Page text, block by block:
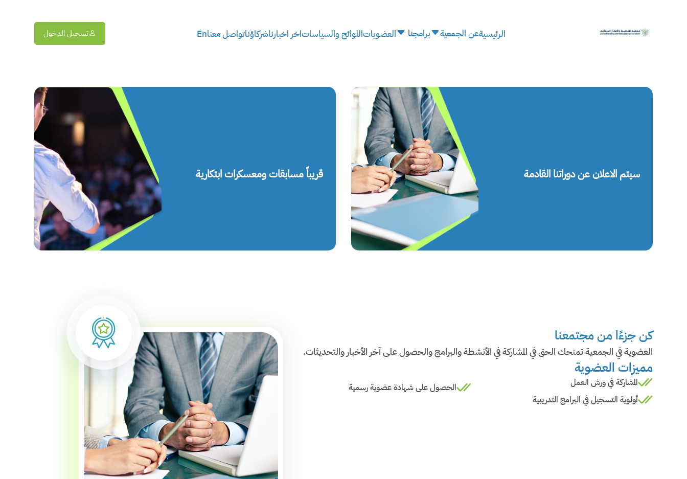
الرئيسيةعن الجمعية برامجنا العضوياتاللوائح والسياساتاخر اخبارناشركاؤناتواصل معناEn تسجيل الدخول
سيتم الاعلان عن دوراتنا القادمة قريباً مسابقات ومعسكرات ابتكارية
كن جزءًا من مجتمعنا
العضوية في الجمعية تمنحك الحق في المشاركة في الأنشطة والبرامج والحصول على آخر الأخبار والتحديثات.
مميزات العضوية
المشاركة في ورش العمل
أولوية التسجيل في البرامج التدريبية
الحصول على شهادة عضوية رسمية